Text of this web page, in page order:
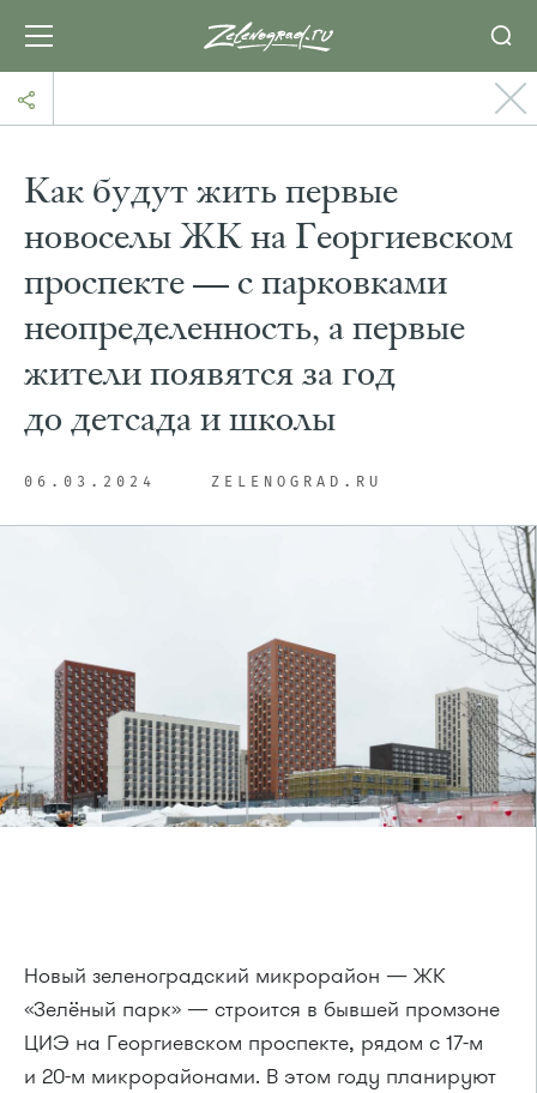
Как будут жить первые
новоселы ЖК на Георгиевском
проспекте — с парковками
неопределенность, а первые
жители появятся за год
до детсада и школы
06.03.2024 ZELENOGRAD.RU
Новый зеленоградский микрорайон — ЖК
«Зелёный парк» — строится в бывшей промзоне
ЦИЭ на Георгиевском проспекте, рядом с 17-м
и 20-м микрорайонами. В этом году планируют